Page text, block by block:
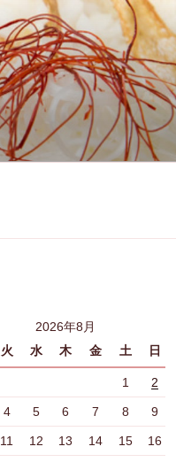
2026年8月
火 水 木 金 土 日
1 2
4 5 6 7 8 9
11 12 13 14 15 16